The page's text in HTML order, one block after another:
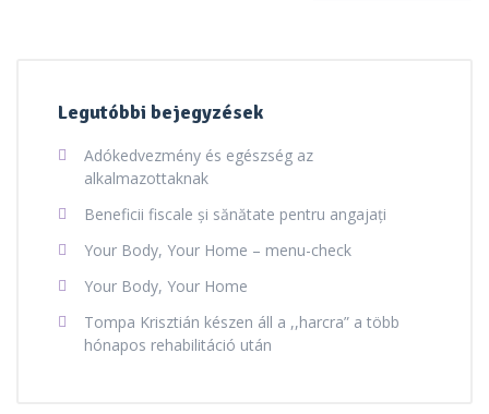
Legutóbbi bejegyzések
Adókedvezmény és egészség az
alkalmazottaknak
Beneficii fiscale și sănătate pentru angajați
Your Body, Your Home – menu-check
Your Body, Your Home
Tompa Krisztián készen áll a ,,harcra” a több
hónapos rehabilitáció után